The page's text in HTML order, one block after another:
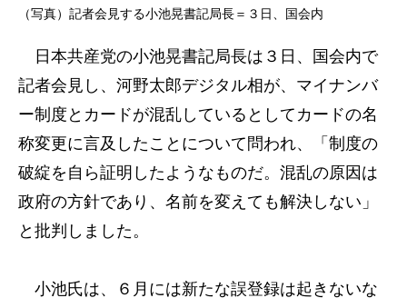
（写真）記者会見する小池晃書記局長＝３日、国会内
日本共産党の小池晃書記局長は３日、国会内で
記者会見し、河野太郎デジタル相が、マイナンバ
ー制度とカードが混乱しているとしてカードの名
称変更に言及したことについて問われ、「制度の
破綻を自ら証明したようなものだ。混乱の原因は
政府の方針であり、名前を変えても解決しない」
と批判しました。
小池氏は、６月には新たな誤登録は起きないな